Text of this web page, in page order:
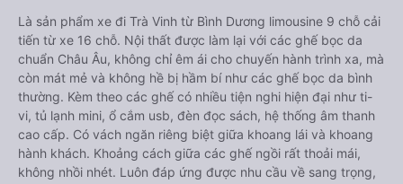
Là sản phẩm xe đi Trà Vinh từ Bình Dương limousine 9 chỗ cải
tiến từ xe 16 chỗ. Nội thất được làm lại với các ghế bọc da
chuẩn Châu Âu, không chỉ êm ái cho chuyến hành trình xa, mà
còn mát mẻ và không hề bị hầm bí như các ghế bọc da bình
thường. Kèm theo các ghế có nhiều tiện nghi hiện đại như ti-
vi, tủ lạnh mini, ổ cắm usb, đèn đọc sách, hệ thống âm thanh
cao cấp. Có vách ngăn riêng biệt giữa khoang lái và khoang
hành khách. Khoảng cách giữa các ghế ngồi rất thoải mái,
không nhồi nhét. Luôn đáp ứng được nhu cầu về sang trọng,